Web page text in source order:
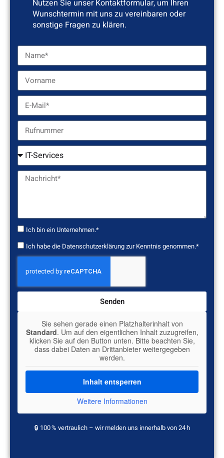
Nutzen Sie unser Kontaktformular, um Ihren
Wunschtermin mit uns zu vereinbaren oder
sonstige Fragen zu klären.
Ich bin ein Unternehmen.*
Ich habe die Datenschutzerklärungzur Kenntnis genommen.*
Senden
Sie sehen gerade einen Platzhalterinhalt von
Standard. Um auf den eigentlichen Inhalt zuzugreifen,
klicken Sie auf den Button unten. Bitte beachten Sie,
dass dabei Daten an Drittanbieter weitergegeben
werden.
Inhalt entsperren
Weitere Informationen
🔒 100 % vertraulich – wir melden uns innerhalb von 24 h